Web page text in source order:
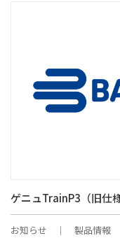
ゲニュTrainP3（旧仕
お知らせ 製品情報